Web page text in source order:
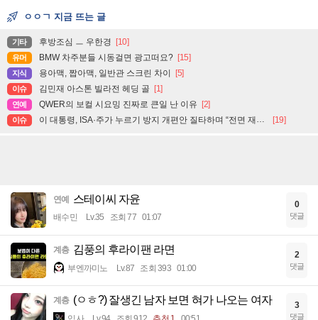
ㅇㅇㄱ 지금 뜨는 글
기타 후방조심 ㅡ 우한경 [10]
유머 BMW 차주분들 시동걸면 광고떠요? [15]
지식 용아맥, 짭아맥, 일반관 스크린 차이 [5]
이슈 김민재 아스톤 빌라전 헤딩 골 [1]
연예 QWER의 보컬 시요밍 진짜로 큰일 난 이유 [2]
이슈 이 대통령, ISA·주가 누르기 방지 개편안 질타하며 “전면 재검토” 지시 [19]
연예 스테이씨 자윤
배수민 Lv.35 조회 77 01:07
0
댓글
계층 김풍의 후라이팬 라면
부엔까미노 Lv.87 조회 393 01:00
2
댓글
계층 (ㅇㅎ?) 잘생긴 남자 보면 혀가 나오는 여자 3
댓글